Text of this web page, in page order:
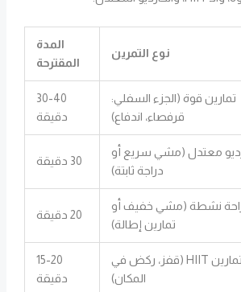
نوع التمرين
المدة
المقترحة
تمارين قوة (الجزء السفلي:
قرفصاء، اندفاع)
30-40
دقيقة
معتدل (مشي سريع أو
دراجة ثابتة)
30 دقيقة
نشطة (مشي خفيف أو
تمارين إطالة)
20 دقيقة
تمارين HIIT (قفز، ركض في
المكان)
15-20
دقيقة